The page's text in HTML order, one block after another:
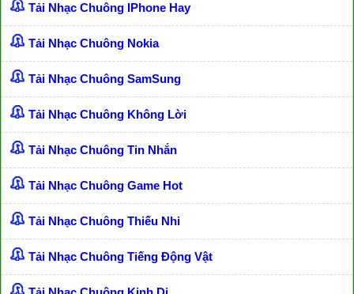
Tải Nhạc Chuông IPhone Hay
Tải Nhạc Chuông Nokia
Tải Nhạc Chuông SamSung
Tải Nhạc Chuông Không Lời
Tải Nhạc Chuông Tin Nhắn
Tải Nhạc Chuông Game Hot
Tải Nhạc Chuông Thiếu Nhi
Tải Nhạc Chuông Tiếng Động Vật